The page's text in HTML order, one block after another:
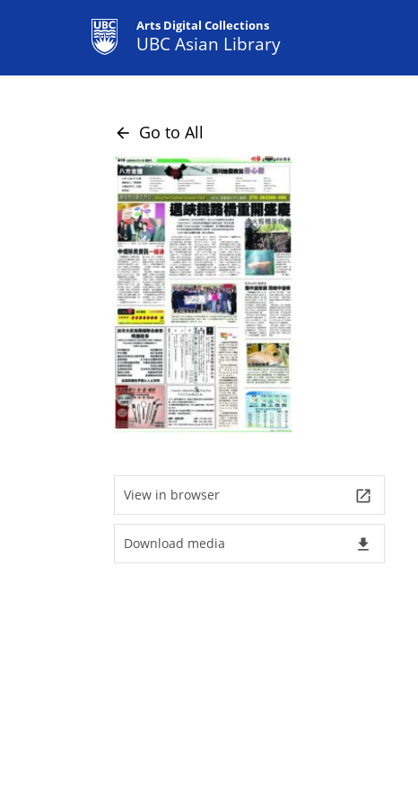
Arts Digital Collections
UBC Asian Library
arrow_back Go to All
View in browser launch
Download media file_download